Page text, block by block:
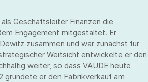
Geschäftsleiter Finanzen die
Engagement mitgestaltet. Er
zusammen und war zunächst für
Weitsicht entwickelte er den
weiter, so dass VAUDE heute
gründete er den Fabrikverkauf am